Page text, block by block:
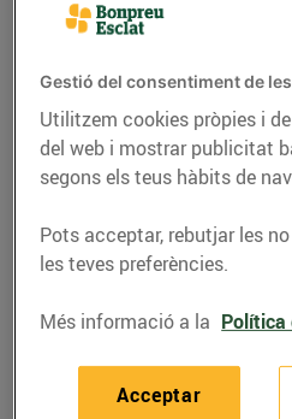
RECEPTES
Gestió del consentiment de
Utilitzem cookies pròpies i
del web i mostrar publicitat
segons els teus hàbits de
Pots acceptar, rebutjar les
les teves preferències.
Més informació a la Política
Acceptar